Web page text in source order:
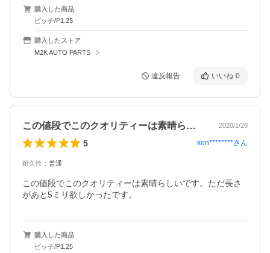
購入した商品
ピッチ/P1.25
購入したストア
M2K AUTO PARTS
違反報告 いいね 0
この値段でこのクオリティーは素晴らしい… 2020/1/28
5 ken********さん
耐久性 ： 普通
この値段でこのクオリティーは素晴らしいです。ただ長さ
があと5ミリ欲しかったです。
購入した商品
ピッチ/P1.25